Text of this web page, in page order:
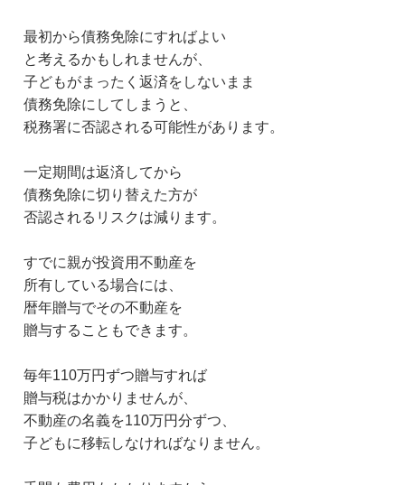
最初から債務免除にすればよい
と考えるかもしれませんが、
子どもがまったく返済をしないまま
債務免除にしてしまうと、
税務署に否認される可能性があります。
一定期間は返済してから
債務免除に切り替えた方が
否認されるリスクは減ります。
すでに親が投資用不動産を
所有している場合には、
暦年贈与でその不動産を
贈与することもできます。
毎年110万円ずつ贈与すれば
贈与税はかかりませんが、
不動産の名義を110万円分ずつ、
子どもに移転しなければなりません。